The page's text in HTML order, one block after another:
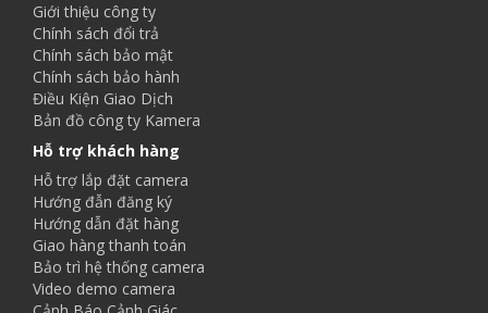
Giới thiệu công ty
Chính sách đổi trả
Chính sách bảo mật
Chính sách bảo hành
Điều Kiện Giao Dịch
Bản đồ công ty Kamera
Hỗ trợ khách hàng
Hỗ trợ lắp đặt camera
Hướng đẫn đăng ký
Hướng dẫn đặt hàng
Giao hàng thanh toán
Bảo trì hệ thống camera
Video demo camera